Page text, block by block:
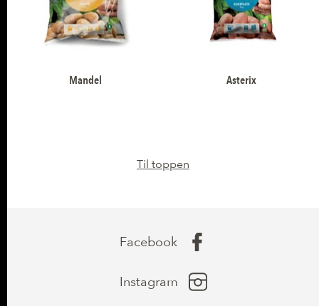
Mandel Asterix
Til toppen
Facebook
Instagram